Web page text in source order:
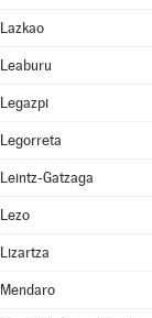
Lazkao
Leaburu
Legazpi
Legorreta
Leintz-Gatzaga
Lezo
Lizartza
Mendaro